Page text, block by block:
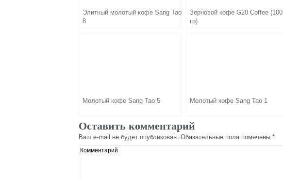
Элитный молотый кофе Sang Tao
8
Зерновой кофе G20 Coffee (100
гр)
Молотый кофе Sang Tao 5 Молотый кофе Sang Tao 1
Оставить комментарий
Ваш e-mail не будет опубликован. Обязательные поля помечены *